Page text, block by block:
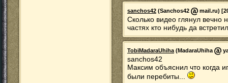
sanchos42 (Sanchos42 mail.ru)
Сколько видео глянул вечно
частях кто нибудь да
TobiMadaraUhiha(MadaraUhiha
sanchos42
Максим объяснил что когда
были перебиты...